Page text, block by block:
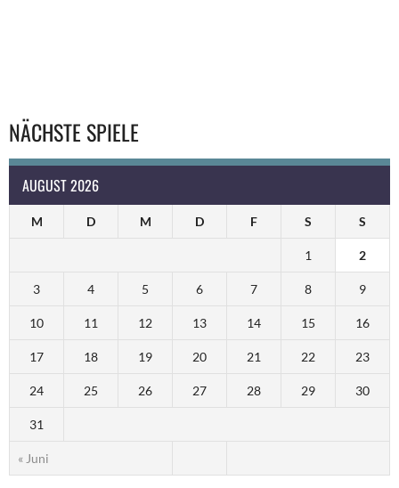
NÄCHSTE SPIELE
AUGUST 2026
M D M D F S S
« Juni
1 2
3 4 5 6 7 8 9
10 11 12 13 14 15 16
17 18 19 20 21 22 23
24 25 26 27 28 29 30
31